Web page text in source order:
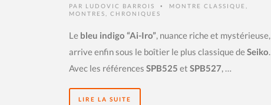
PAR LUDOVIC BARROIS • MONTRE CLASSIQUE
MONTRES
CHRONIQUES
Le bleu indigo “Ai-Iro”, nuance riche et mystérieuse,
arrive enfin sous le boîtier le plus classique deSeiko.
Avec les références SPB525 et SPB527, …
LIRE LA SUITE